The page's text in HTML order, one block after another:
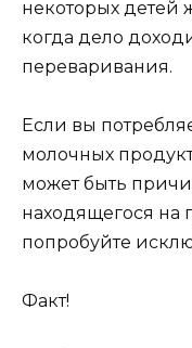
некоторых детей
когда дело
переваривания.
Если вы
молочных
может быть
находящегося на
попробуйте
Факт!